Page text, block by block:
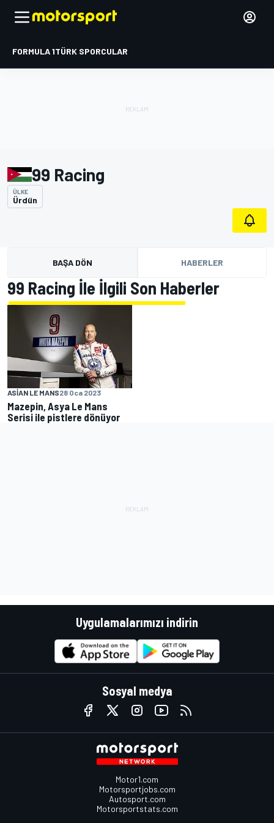
FORMULA 1TÜRK SPORCULAR
99 Racing
ÜLKE
Ürdün
BAŞA DÖN HABERLER
99 Racing İle İlgili Son Haberler
ASIAN LE MANS28 Oca 2023
Mazepin, Asya Le Mans
Serisi ile pistlere dönüyor
Uygulamalarımızı indirin
Sosyal medya
Motor1.com
Motorsportjobs.com
Autosport.com
Motorsportstats.com